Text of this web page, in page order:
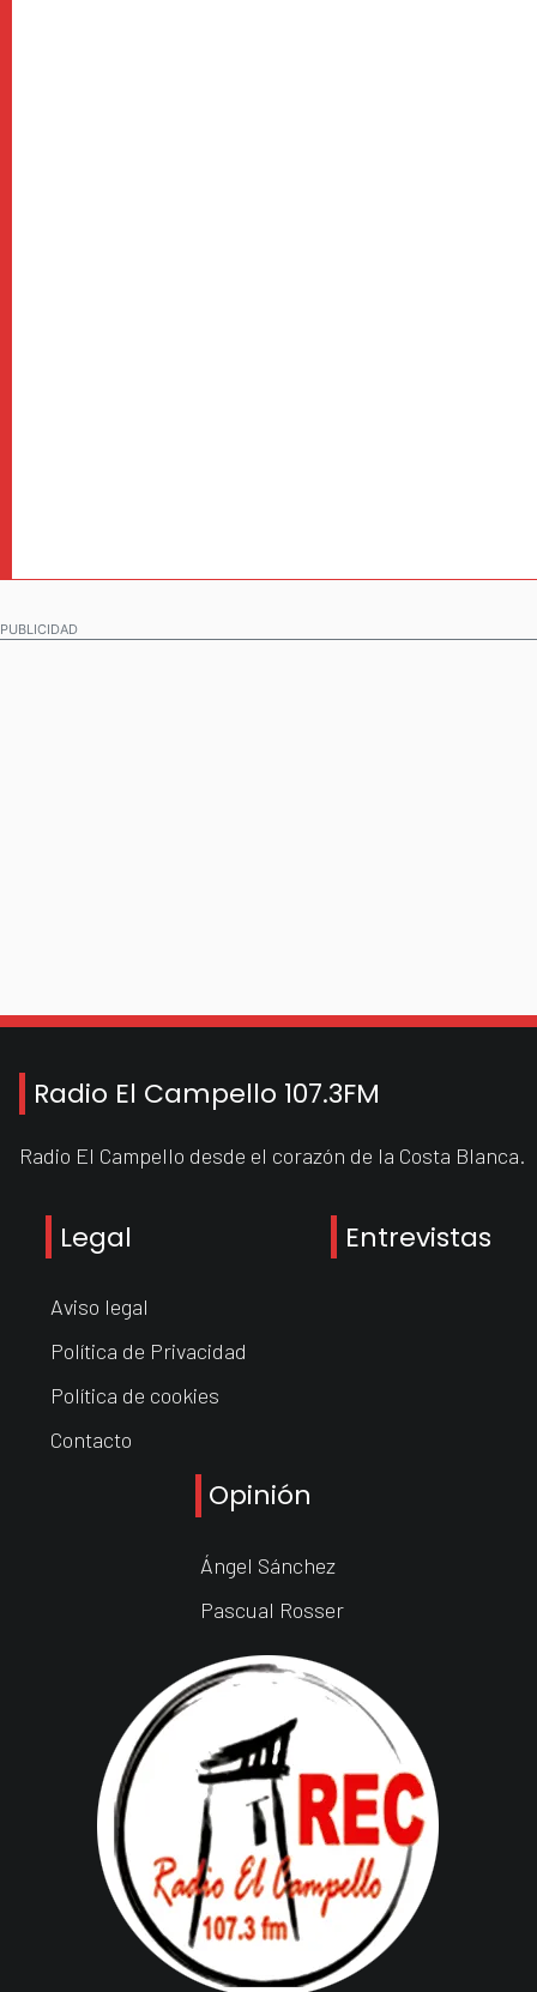
PUBLICIDAD
Radio El Campello 107.3FM
Radio El Campello desde el corazón de la Costa Blanca.
Legal
Aviso legal
Política de Privacidad
Política de cookies
Contacto
Entrevistas
Opinión
Ángel Sánchez
Pascual Rosser